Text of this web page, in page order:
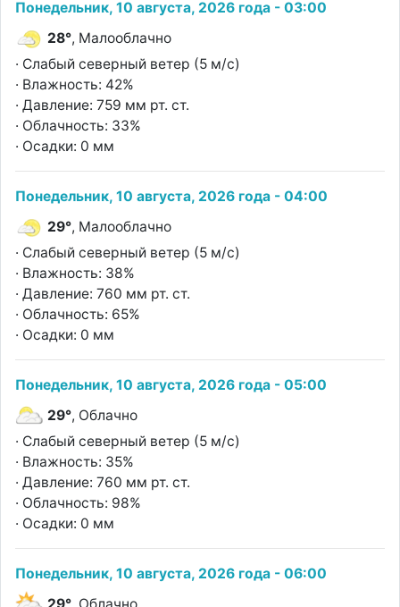
Понедельник, 10 августа, 2026 года - 03:00
28°, Малооблачно
· Слабый северный ветер (5 м/с)
· Влажность: 42%
· Давление: 759 мм рт. ст.
· Облачность: 33%
· Осадки: 0 мм
Понедельник, 10 августа, 2026 года - 04:00
29°, Малооблачно
· Слабый северный ветер (5 м/с)
· Влажность: 38%
· Давление: 760 мм рт. ст.
· Облачность: 65%
· Осадки: 0 мм
Понедельник, 10 августа, 2026 года - 05:00
29°, Облачно
· Слабый северный ветер (5 м/с)
· Влажность: 35%
· Давление: 760 мм рт. ст.
· Облачность: 98%
· Осадки: 0 мм
Понедельник, 10 августа, 2026 года - 06:00